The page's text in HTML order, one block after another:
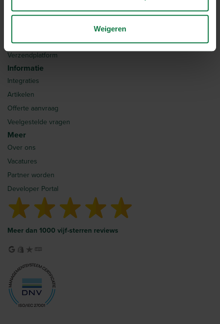
Weigeren
Home
Hoe werkt MyParcel?
Verzendplatform
Informatie
Integraties
Artikelen
Offerte aanvraag
Veelgestelde vragen
Meer
Over ons
Vacatures
Partner worden
Developer Portal
Meer dan 1000 vijf-sterren reviews